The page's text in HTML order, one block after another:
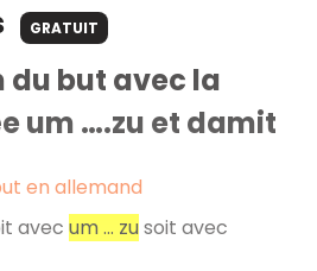
GRATUIT
du but avec la
um ….zu et damit
en allemand
avec um ... zu soit avec